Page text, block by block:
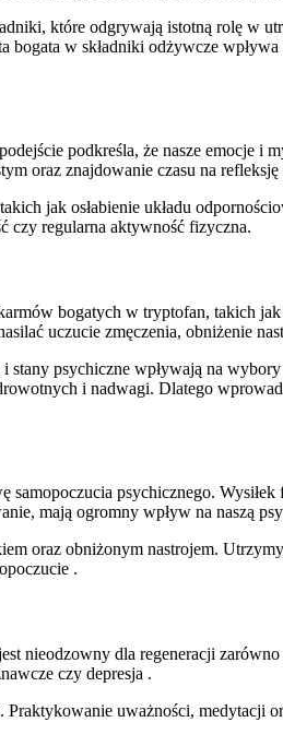
które odgrywają istotną rolę w
w składniki odżywcze
podkreśla, że nasze emocje i
oraz znajdowanie czasu na
jak osłabienie układu
czy regularna aktywność fizyczna.
bogatych w tryptofan, takich
uczucie zmęczenia, obniżenie
stany psychiczne wpływają na
i nadwagi. Dlatego
psychicznego.
mają ogromny wpływ na naszą
oraz obniżonym nastrojem.
.
nieodzowny dla regeneracji
czy depresja .
uważności, medytacji